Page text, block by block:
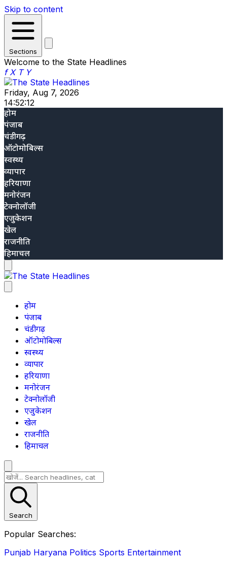
Skip to content
Sections
Welcome to the State Headlines
f X T Y
Friday, Aug 7, 2026
14:52:13
होम
पंजाब
चंडीगढ़
ऑटोमोबिल्स
स्वस्थ्य
व्यापार
हरियाणा
मनोरंजन
टेक्नोलॉजी
एजुकेशन
खेल
राजनीति
हिमाचल
होम
पंजाब
चंडीगढ़
ऑटोमोबिल्स
स्वस्थ्य
व्यापार
हरियाणा
मनोरंजन
टेक्नोलॉजी
एजुकेशन
खेल
राजनीति
हिमाचल
Search
Popular Searches:
Punjab Haryana Politics Sports Entertainment